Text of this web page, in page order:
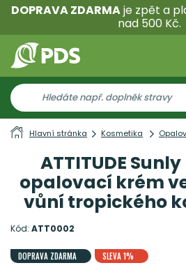
DOPRAVA ZDARMAje zpět a
nad 500 Kč.
Hlavní stránka Kosmetika
ATTITUDE
opalovací krém
vůní tropického
Kód: ATT0002
DOPRAVA ZDARMA SLEVA 1%